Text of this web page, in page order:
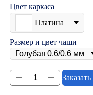
Цвет каркаса
Платина
Размер и цвет чаши
Заказать